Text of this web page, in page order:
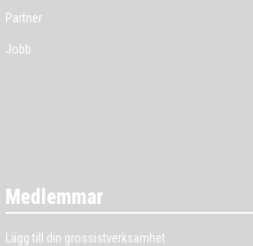
Partner
Jobb
Medlemmar
Lägg till din grossistverksamhet